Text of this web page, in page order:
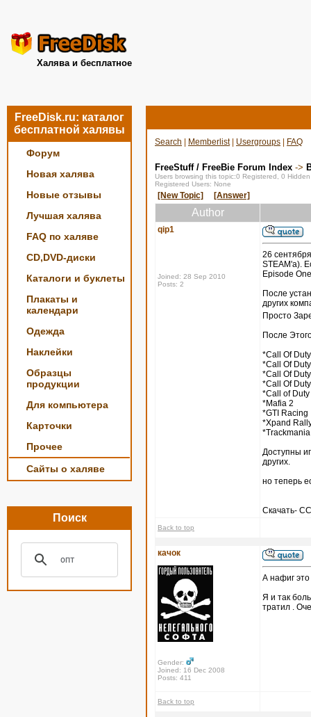
Халява и бесплатное
FreeDisk.ru: каталог
бесплатной халявы
Форум
Новая халява
Новые отзывы
Лучшая халява
FAQ по халяве
CD,DVD-диски
Каталоги и буклеты
Плакаты и
календари
Одежда
Наклейки
Образцы
продукции
Для компьютера
Карточки
Прочее
Сайты о халяве
Поиск
Search Memberlist| Usergroups FAQ
FreeStuff / FreeBie Forum Index ->
Users browsing this topic:0 Registered, 0
Registered Users: None
[New Topic] [Answer]
Author
qip1
Joined: 28 Sep 2010
Posts: 2
26
STEAM'a).
Episode
После
других
Просто
После
*Call Of Duty
*Call Of
*Call Of
*Call Of
*Call of
*Mafia 2
*GTI Racing
*Xpand
Доступны
других.
но теперь
Скачать-
Back to top
качок
Gender:
Joined: 16 Dec 2008
Posts: 411
А нафиг
Я и так
тратил .
Back to top